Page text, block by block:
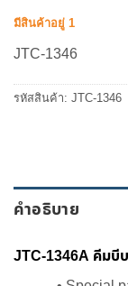
มีสินค้าอยู่ 1
JTC-1346
รหัสสินค้า: JTC-1346
คำอธิบาย
JTC-1346A คีมบี